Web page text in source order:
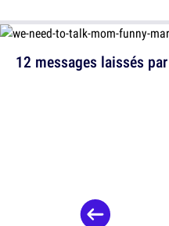
12 messages laissés